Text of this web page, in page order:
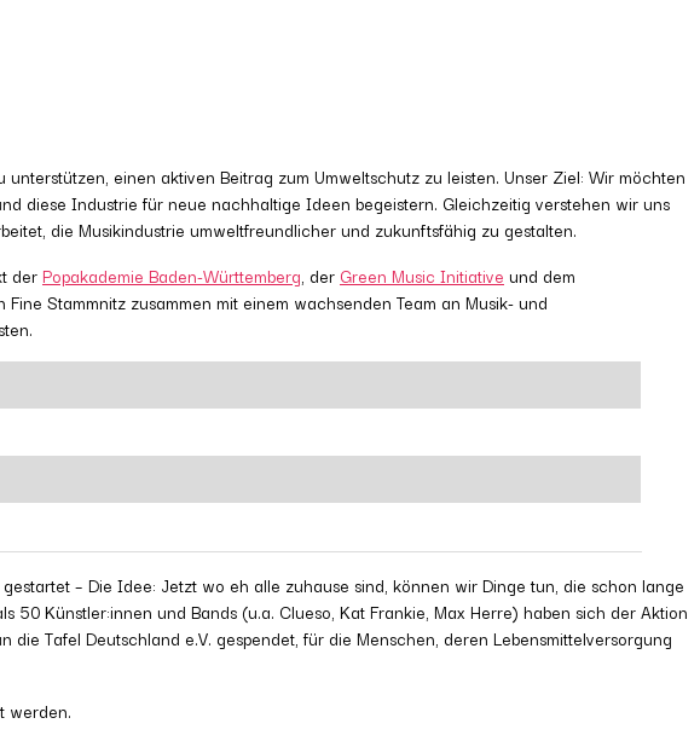
einen aktiven Beitrag zum Umweltschutz zu leisten. Unser Ziel: Wir möchten
diese Industrie für neue nachhaltige Ideen begeistern. Gleichzeitig verstehen wir uns
die Musikindustrie umweltfreundlicher und zukunftsfähig zu gestalten.
der Popakademie Baden-Württemberg, der Green Music Initiative und dem
Stammnitz zusammen mit einem wachsenden Team an Musik- und
– Die Idee: Jetzt wo eh alle zuhause sind, können wir Dinge tun, die schon lange
50 Künstler:innen und Bands (u.a. Clueso, Kat Frankie, Max Herre) haben sich der Aktion
Tafel Deutschland e.V. gespendet, für die Menschen, deren Lebensmittelversorgung
werden.